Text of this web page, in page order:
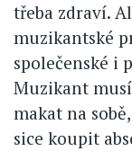
třeba zdraví.
muzikantské
společenské i
Muzikant
makat na
sice koupit